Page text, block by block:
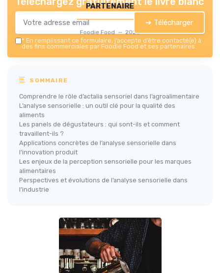
partenaire
Foodie Food — 2026
➔ Télécharger
* En remplissant ce formulaire, j’accepte d’être contacté(e) à
des fins commerciales par Foodie Food et ses partenaires.
SOMMAIRE
Comprendre le rôle d’actalia sensoriel dans l’agroalimentaire
L’analyse sensorielle : un outil clé pour la qualité des
aliments
Les panels de dégustateurs : qui sont-ils et comment
travaillent-ils ?
Applications concrètes de l’analyse sensorielle dans
l’innovation produit
Les enjeux de la perception sensorielle pour les marques
alimentaires
Perspectives et évolutions de l’analyse sensorielle dans
l’industrie